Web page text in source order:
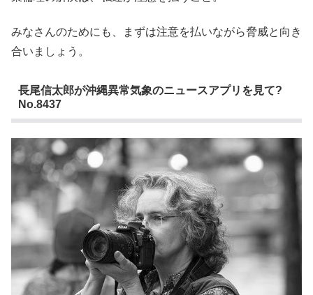
みなさんのためにも、まずは注意を払いながら脅威と向き
合いましょう。
長尾信太郎が沖縄異常気象のニュースアプリを見て?
No.8437